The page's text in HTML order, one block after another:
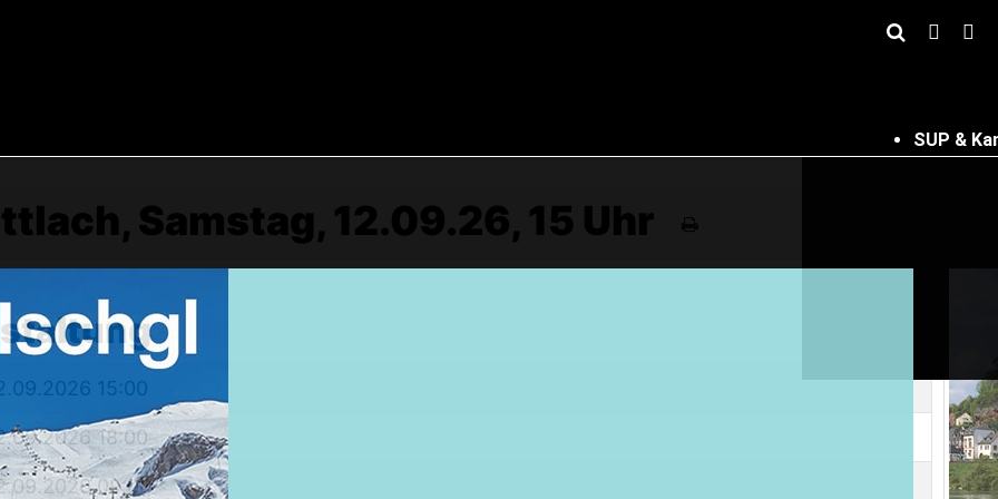
Weekendtrips
Ischgl: Closing 4 Tagestour
Ski & Snowboardservice
Infos Service
Service buchen
SUP &
Samstag, 12.09.26, 15 Uhr
15:00
18:00
09:00